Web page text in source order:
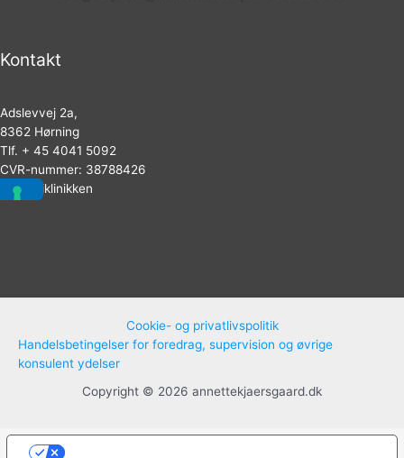
Kontakt
Adslevvej 2a,
8362 Hørning
Tlf. + 45 4041 5092
CVR-nummer: 38788426
Dysfagiklinikken
Cookie- og privatlivspolitik
Handelsbetingelser for foredrag, supervision og øvrige
konsulent ydelser
Copyright © 2026 annettekjaersgaard.dk